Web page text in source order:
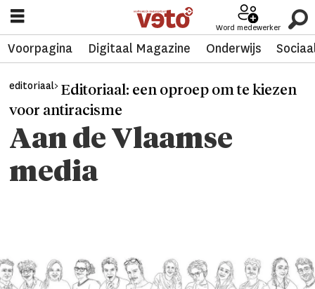
Word medewerker
Voorpagina Digitaal Magazine Onderwijs
editoriaal> Editoriaal: een oproep om te kiezen
voor antiracisme
Aan de Vlaamse
media